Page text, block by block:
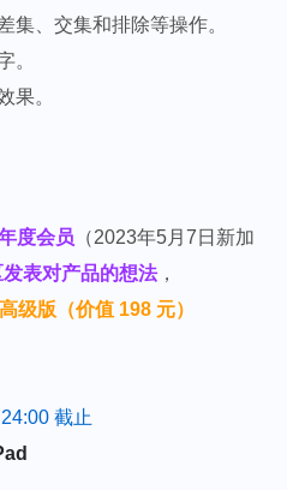
集、交集和排除等操作。
。
果。
度会员 （2023年5月7日新加
表对产品的想法，
级版（价值 198 元）
截止